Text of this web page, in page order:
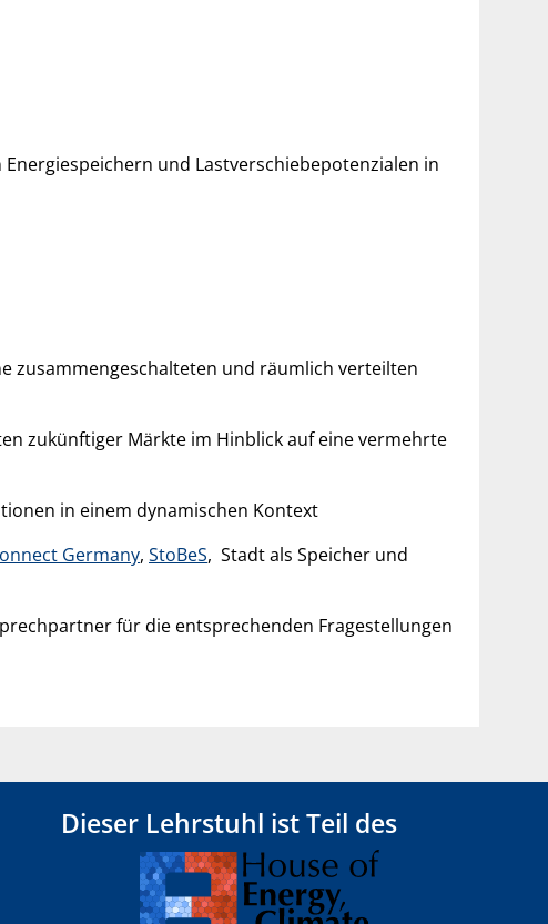
und Lastverschiebepotenzialen in
zusammengeschalteten und räumlich verteilten
zukünftiger Märkte im Hinblick auf eine vermehrte
in einem dynamischen Kontext
Germany, StoBeS, Stadt als Speicher und
für die entsprechenden Fragestellungen
Dieser Lehrstuhl ist Teil des